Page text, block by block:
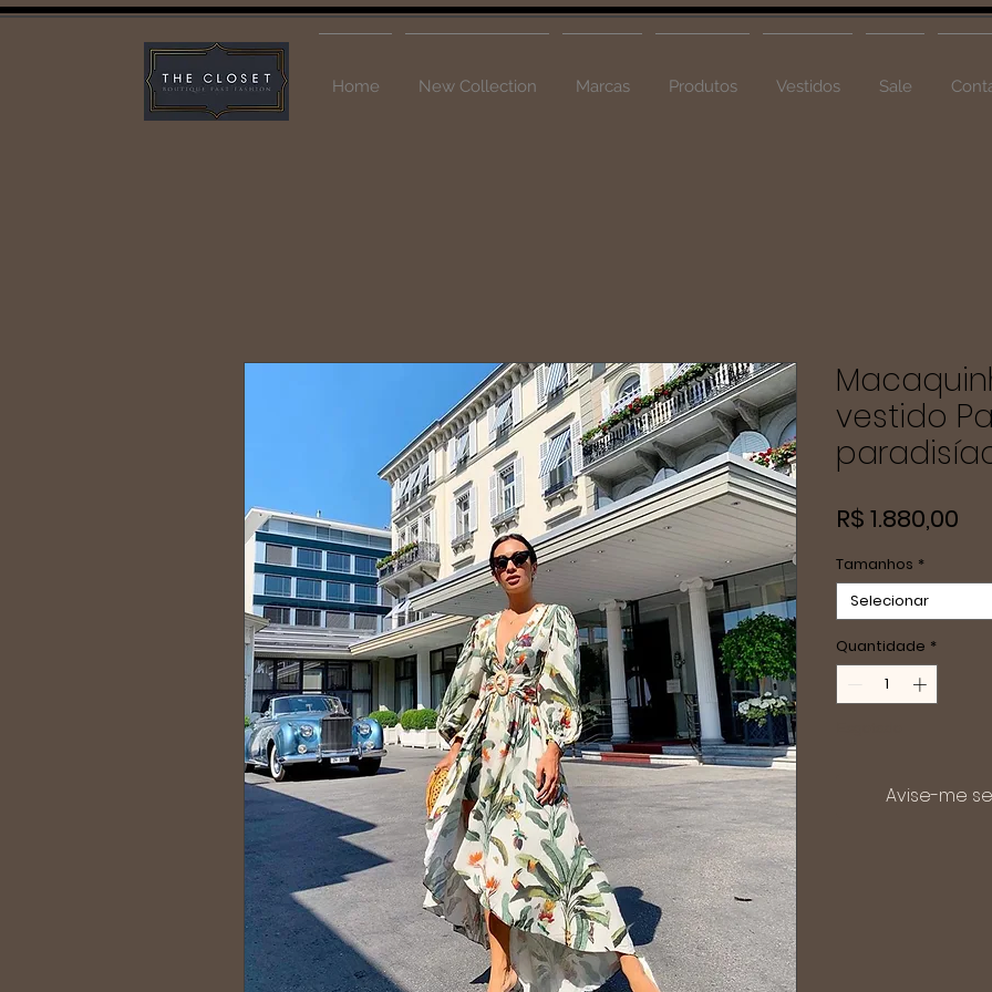
Home New Collection Marcas Produtos Vestidos Sale
vestido
R$ 1.880,00
Tamanhos *
Selecionar
Quantidade *
Avise-me